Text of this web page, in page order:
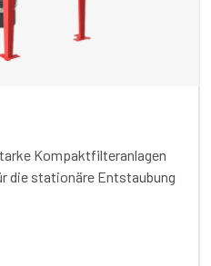
Kompaktfilteranlagen
die stationäre Entstaubung